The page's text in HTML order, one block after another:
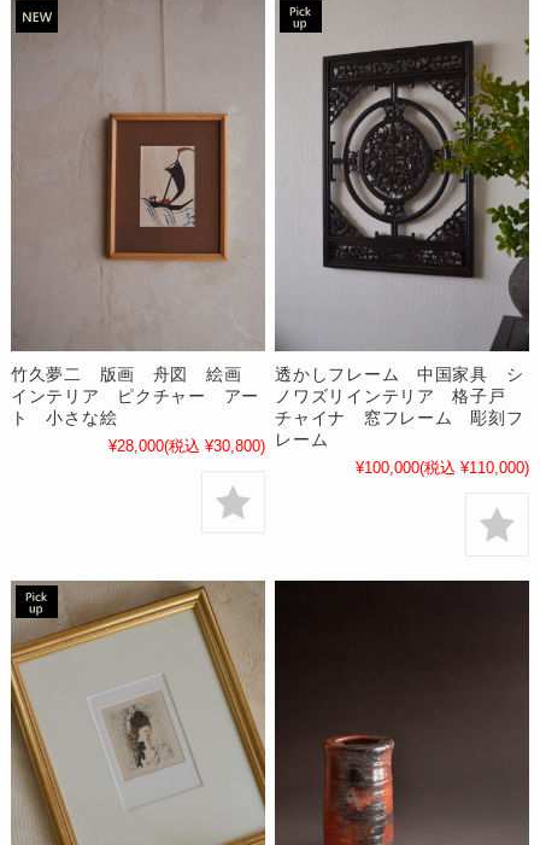
竹久夢二 版画 舟図 絵画
インテリア ピクチャー アー
ト 小さな絵
¥28,000(税込 ¥30,800)
透かしフレーム 中国家具 シ
ノワズリインテリア 格子戸
チャイナ 窓フレーム 彫刻フ
レーム
¥100,000(税込 ¥110,000)